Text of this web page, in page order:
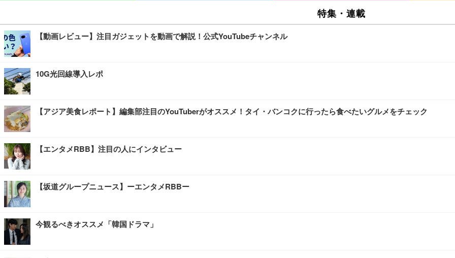
特集・連載
【動画レビュー】注目ガジェットを動画で解説！公式YouTubeチャンネル
10G光回線導入レポ
【アジア美食レポート】編集部注目のYouTuberがオススメ！タイ・バンコクに行ったら食べたいグルメをチェック
【エンタメRBB】注目の人にインタビュー
【坂道グループニュース】ーエンタメRBBー
今観るべきオススメ「韓国ドラマ」